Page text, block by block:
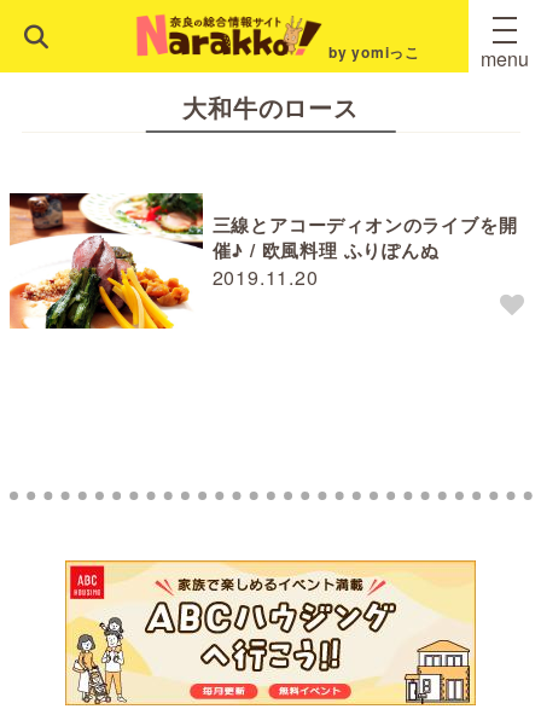
by yomiっこ menu
大和牛のロース
2019.11.20
三線とアコーディオンのライブを開
催♪ / 欧風料理 ふりぽんぬ